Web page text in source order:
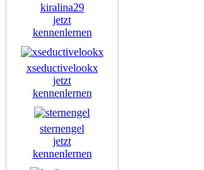
kiralina29
jetzt
kennenlernen
xseductivelookx
jetzt
kennenlernen
sternengel
jetzt
kennenlernen